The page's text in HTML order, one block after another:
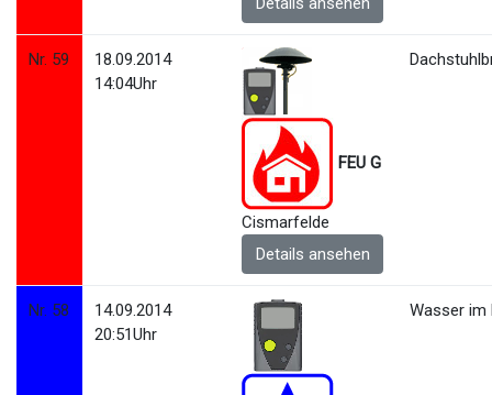
Nr. 59
18.09.2014
14:04Uhr
FEU G
Cismarfelde
Details ansehen
Nr. 58
14.09.2014
20:51Uhr
Wasser im